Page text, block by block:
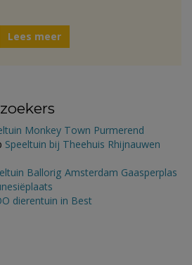
Lees meer
Monkey Town Purmerend
Speeltuin bij Theehuis Rhijnauwen
Ballorig Amsterdam Gaasperplas
dierentuin in Best